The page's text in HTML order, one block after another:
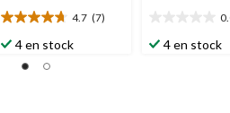
4.7 (7)
4.7
étoile(s)
4 en stock
étoile(s)
4 en stock